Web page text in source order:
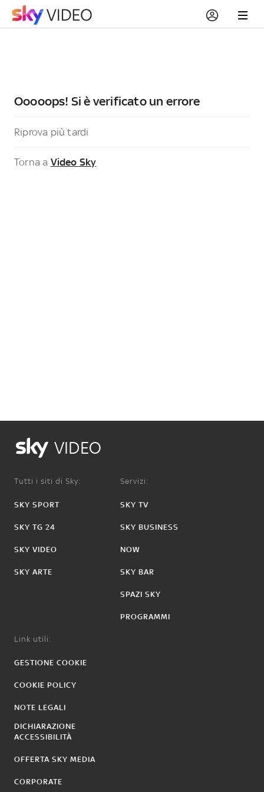
Ooooops! Si è verificato un errore
Riprova più tardi
Torna a Video Sky
VIDEO
Tutti i siti di Sky:
SKY SPORT
SKY TG 24
SKY VIDEO
SKY ARTE
Servizi:
SKY TV
SKY BUSINESS
NOW
SKY BAR
SPAZI SKY
PROGRAMMI
Link utili:
GESTIONE COOKIE
COOKIE POLICY
NOTE LEGALI
DICHIARAZIONE
ACCESSIBILITÀ
OFFERTA SKY MEDIA
CORPORATE